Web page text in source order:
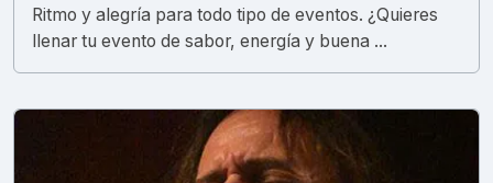
Ritmo y alegría para todo tipo de eventos. ¿Quieres
llenar tu evento de sabor, energía y buena ...